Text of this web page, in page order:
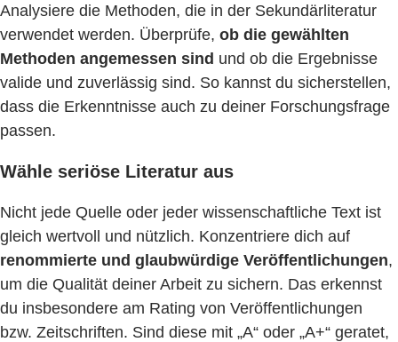
Analysiere die Methoden, die in der Sekundärliteratur
verwendet werden. Überprüfe, ob die gewählten
Methoden angemessen sind und ob die Ergebnisse
valide und zuverlässig sind. So kannst du sicherstellen,
dass die Erkenntnisse auch zu deiner Forschungsfrage
passen.
Wähle seriöse Literatur aus
Nicht jede Quelle oder jeder wissenschaftliche Text ist
gleich wertvoll und nützlich. Konzentriere dich auf
renommierte und glaubwürdige Veröffentlichungen,
um die Qualität deiner Arbeit zu sichern. Das erkennst
du insbesondere am Rating von Veröffentlichungen
bzw. Zeitschriften. Sind diese mit „A“ oder „A+“ geratet,